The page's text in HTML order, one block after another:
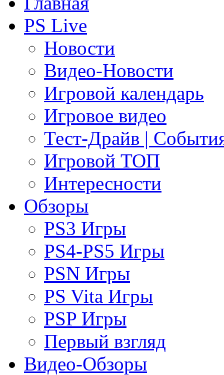
PS Live
Новости
Видео-Новости
Игровой календарь
Игровое видео
Тест-Драйв |
Игровой ТОП
Интересности
Обзоры
PS3 Игры
PS4-PS5 Игры
PSN Игры
PS Vita Игры
PSP Игры
Первый взгляд
Видео-Обзоры